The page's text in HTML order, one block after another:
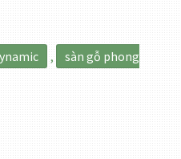
,
sàn gỗ phong